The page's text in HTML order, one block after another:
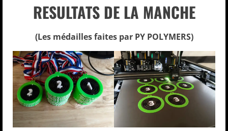
RESULTATS DE LA MANCHE
(Les médailles faites par PY POLYMERS)